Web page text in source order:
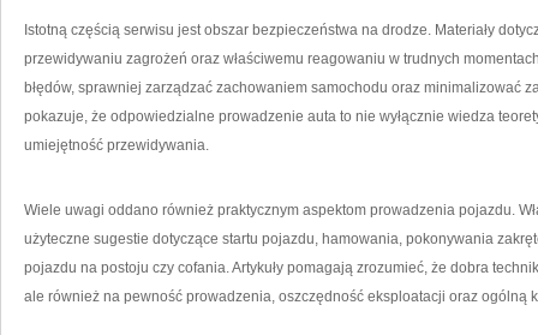
Istotną częścią serwisu jest obszar bezpieczeństwa na drodze. Materiały
przewidywaniu zagrożeń oraz właściwemu reagowaniu w trudnych
błędów, sprawniej zarządzać zachowaniem samochodu oraz minimalizować
pokazuje, że odpowiedzialne prowadzenie auta to nie wyłącznie wiedza
umiejętność przewidywania.
Wiele uwagi oddano również praktycznym aspektom prowadzenia pojazdu.
użyteczne sugestie dotyczące startu pojazdu, hamowania, pokonywania
pojazdu na postoju czy cofania. Artykuły pomagają zrozumieć, że dobra
ale również na pewność prowadzenia, oszczędność eksploatacji oraz ogólną